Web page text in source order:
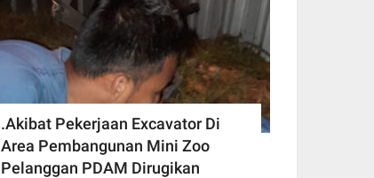
.Akibat Pekerjaan Excavator Di
Area Pembangunan Mini Zoo
Pelanggan PDAM Dirugikan